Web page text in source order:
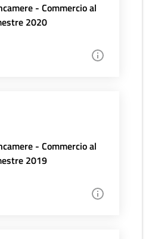
- Commercio al
2020
- Commercio al
2019